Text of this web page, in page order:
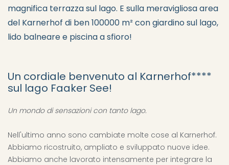
magnifica terrazza sul lago. E sulla meravigliosa area
del Karnerhof di ben 100000 m² con giardino sul lago,
lido balneare e piscina a sfioro!
Un cordiale benvenuto al Karnerhof****
sul lago Faaker See!
Un mondo di sensazioni con tanto lago.
Nell'ultimo anno sono cambiate molte cose al Karnerhof.
Abbiamo ricostruito, ampliato e sviluppato nuove idee.
Abbiamo anche lavorato intensamente per integrare la